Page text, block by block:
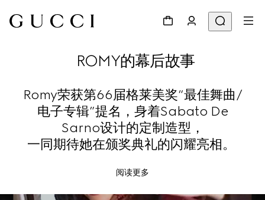
ROMY的幕后故事
Romy荣获第66届格莱美奖“最佳舞曲/
电子专辑”提名，身着Sabato De
Sarno设计的定制造型，
一同期待她在颁奖典礼的闪耀亮相。
阅读更多